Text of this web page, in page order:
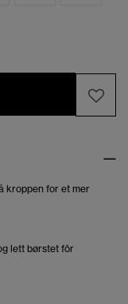
kroppen for et mer
lett børstet fôr